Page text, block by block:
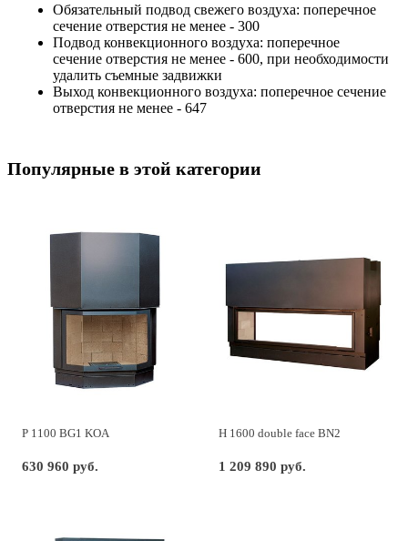
Обязательный подвод свежего воздуха: поперечное
сечение отверстия не менее - 300
Подвод конвекционного воздуха: поперечное
сечение отверстия не менее - 600, при необходимости
удалить съемные задвижки
Выход конвекционного воздуха: поперечное сечение
отверстия не менее - 647
Популярные в этой категории
P 1100 BG1 KOA
630 960 руб.
H 1600 double face BN2
1 209 890 руб.